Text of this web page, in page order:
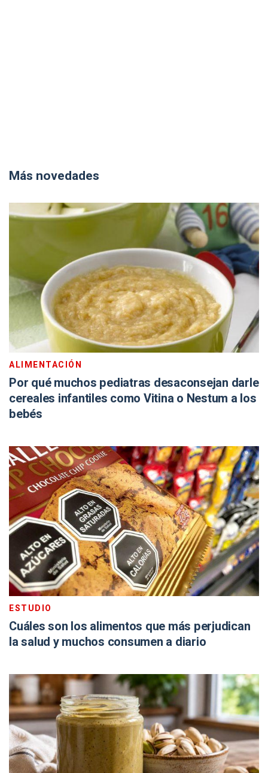
Más novedades
ALIMENTACIÓN
Por qué muchos pediatras desaconsejan darle
cereales infantiles como Vitina o Nestum a los
bebés
ESTUDIO
Cuáles son los alimentos que más perjudican
la salud y muchos consumen a diario